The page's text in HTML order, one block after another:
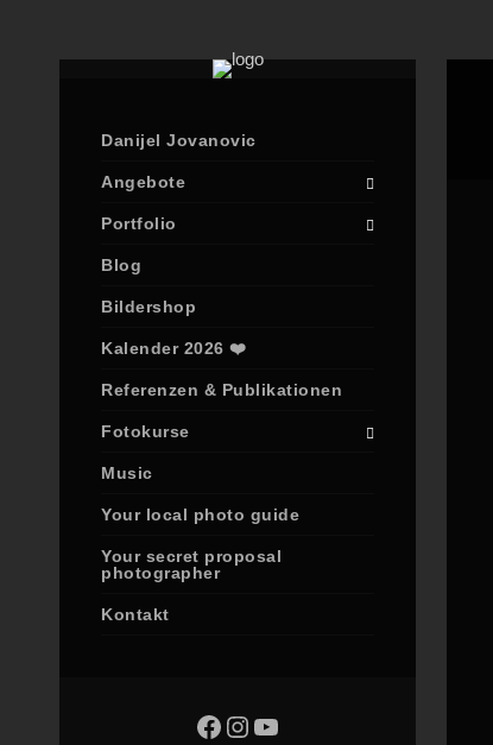
Danijel Jovanovic
Angebote
Portfolio
Blog
Bildershop
Kalender 2026 ❤️
Referenzen & Publikationen
Fotokurse
Music
Your local photo guide
Your secret proposal
photographer
Kontakt